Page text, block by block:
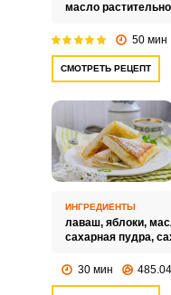
масло
50 мин
СМОТРЕТЬ РЕЦЕПТ
ИНГРЕДИЕНТЫ
лаваш, яблоки,
сахарная пудра,
30 мин